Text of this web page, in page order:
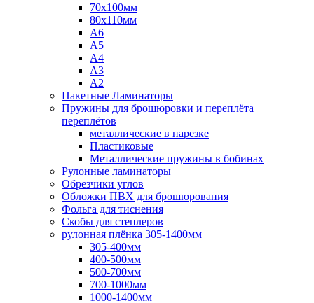
70х100мм
80x110мм
A6
A5
A4
A3
A2
Пакетные Ламинаторы
Пружины для брошюровки и переплёта
переплётов
металлические в нарезке
Пластиковые
Металлические пружины в бобинах
Рулонные ламинаторы
Обрезчики углов
Обложки ПВХ для брошюрования
Фольга для тиснения
Скобы для степлеров
рулонная плёнка 305-1400мм
305-400мм
400-500мм
500-700мм
700-1000мм
1000-1400мм